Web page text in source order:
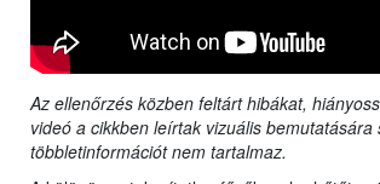
Az ellenőrzés közben feltárt hibákat,
videó a cikkben leírtak vizuális bemutatására
többletinformációt nem tartalmaz.